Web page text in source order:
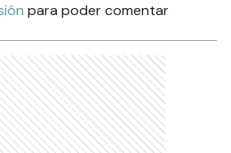
para poder comentar